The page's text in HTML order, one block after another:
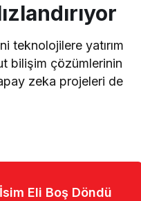
teknolojilere yatırım
bilişim çözümlerinin
zeka projeleri de
Eli Boş Döndü